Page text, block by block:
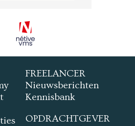
FREELANCER
Nieuwsberichten
Kennisbank
OPDRACHTGEVER